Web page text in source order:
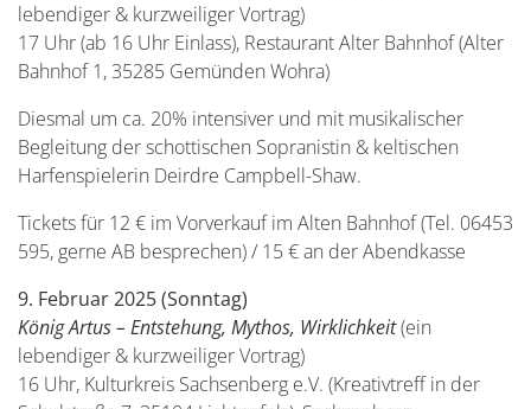
lebendiger & kurzweiliger Vortrag)
17 Uhr (ab 16 Uhr Einlass), Restaurant Alter Bahnhof (Alter
Bahnhof 1, 35285 Gemünden Wohra)
Diesmal um ca. 20% intensiver und mit musikalischer
Begleitung der schottischen Sopranistin & keltischen
Harfenspielerin Deirdre Campbell-Shaw.
Tickets für 12 € im Vorverkauf im Alten Bahnhof (Tel. 06453
595, gerne AB besprechen) / 15 € an der Abendkasse
9. Februar 2025 (Sonntag)
König Artus – Entstehung, Mythos, Wirklichkeit(ein
lebendiger & kurzweiliger Vortrag)
16 Uhr, Kulturkreis Sachsenberg e.V. (Kreativtreff in der